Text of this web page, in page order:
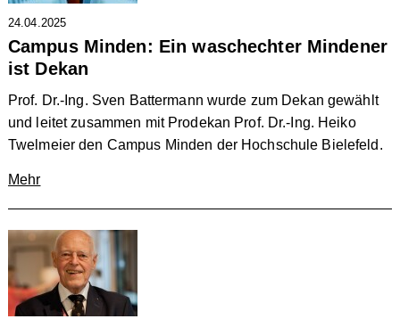
24.04.2025
Campus Minden: Ein waschechter Mindener
ist Dekan
Prof. Dr.-Ing. Sven Battermann wurde zum Dekan gewählt
und leitet zusammen mit Prodekan Prof. Dr.-Ing. Heiko
Twelmeier den Campus Minden der Hochschule Bielefeld.
Mehr